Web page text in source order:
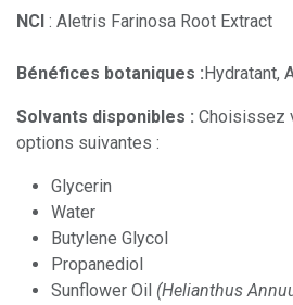
NCI : Aletris Farinosa Root Extract
Bénéfices botaniques :Hydratant,
Solvants disponibles : Choisissez
options suivantes :
Glycerin
Water
Butylene Glycol
Propanediol
Sunflower Oil (Helianthus